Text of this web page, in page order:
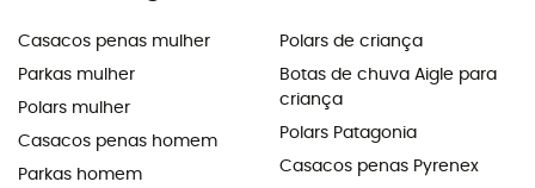
Casacos penas mulher
Parkas mulher
Polars mulher
Casacos penas homem
Parkas homem
Polars de criança
Botas de chuva Aigle para
criança
Polars Patagonia
Casacos penas Pyrenex